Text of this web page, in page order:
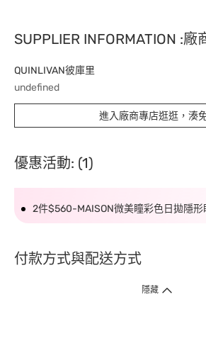
SUPPLIER INFORMATION :廠
QUINLIVAN彼庫里
undefined
進入廠商專店逛逛，湊
優惠活動: (1)
2件$560-MAISON微美瞳彩色日拋隱形
付款方式與配送方式
隱藏